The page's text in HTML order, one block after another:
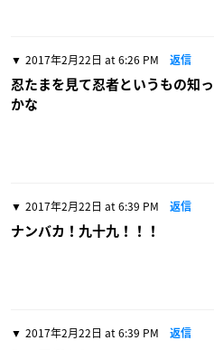
2017年2月22日 at 6:26 PM 返信
忍たまを見て忍者というもの知
かな
2017年2月22日 at 6:39 PM 返信
ナンバカ！九十九！！！
2017年2月22日 at 6:39 PM 返信